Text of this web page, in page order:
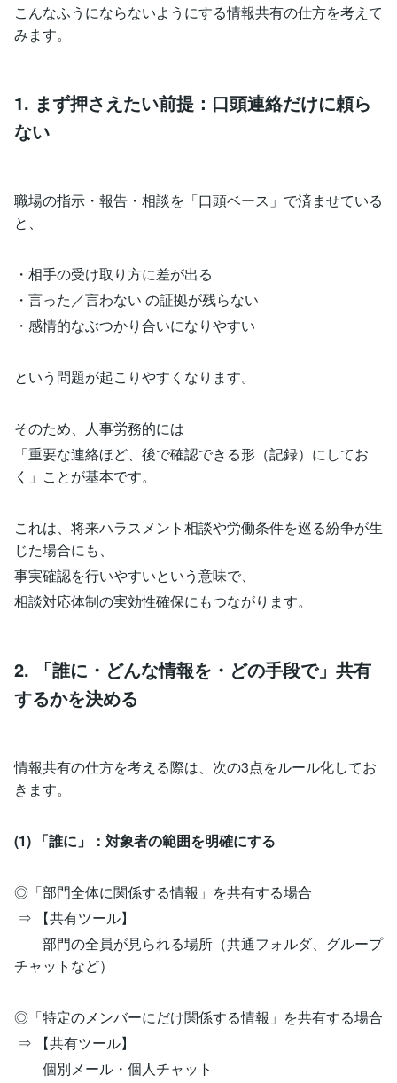
こんなふうにならないようにする情報共有の仕方を考えて
みます。
1. まず押さえたい前提：口頭連絡だけに頼ら
ない
職場の指示・報告・相談を「口頭ベース」で済ませている
と、
・相手の受け取り方に差が出る
・言った／言わない の証拠が残らない
・感情的なぶつかり合いになりやすい
という問題が起こりやすくなります。
そのため、人事労務的には
「重要な連絡ほど、後で確認できる形（記録）にしてお
く」ことが基本です。
これは、将来ハラスメント相談や労働条件を巡る紛争が生
じた場合にも、
事実確認を行いやすいという意味で、
相談対応体制の実効性確保にもつながります。
2. 「誰に・どんな情報を・どの手段で」共有
するかを決める
情報共有の仕方を考える際は、次の3点をルール化してお
きます。
(1) 「誰に」：対象者の範囲を明確にする
◎「部門全体に関係する情報」を共有する場合
⇒ 【共有ツール】
部門の全員が見られる場所（共通フォルダ、グループ
チャットなど）
◎「特定のメンバーにだけ関係する情報」を共有する場合
⇒ 【共有ツール】
個別メール・個人チャット